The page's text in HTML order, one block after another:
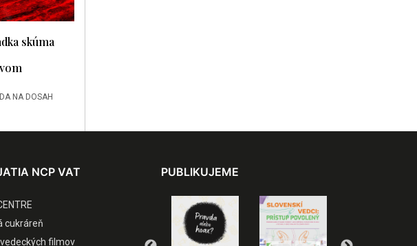
skúma
NA DOSAH
NCP VAT
cukráreň
filmov
PUBLIKUJEME